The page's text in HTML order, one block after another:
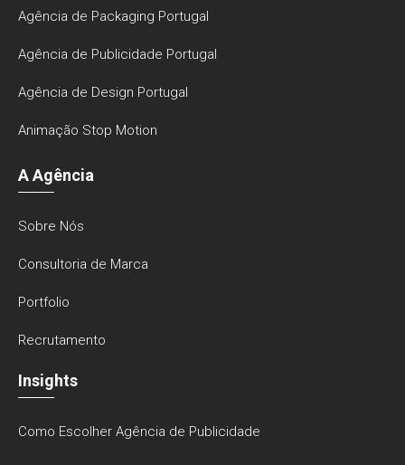
Agência de Packaging Portugal
Agência de Publicidade Portugal
Agência de Design Portugal
Animação Stop Motion
A Agência
Sobre Nós
Consultoria de Marca
Portfolio
Recrutamento
Insights
Como Escolher Agência de Publicidade